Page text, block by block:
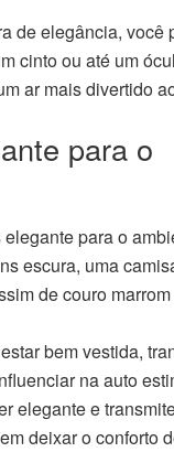
de elegância, você
cinto ou até um
ar mais divertido
para o
para o
escura, uma
de couro
bem vestida,
na auto
elegante e
deixar o conforto